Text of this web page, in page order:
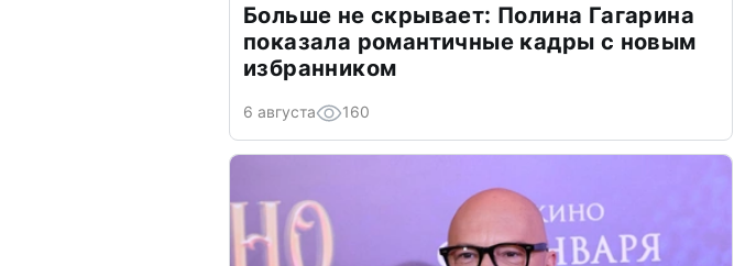
Больше не скрывает: Полина Гагарина
показала романтичные кадры с новым
избранником
6 августа 160